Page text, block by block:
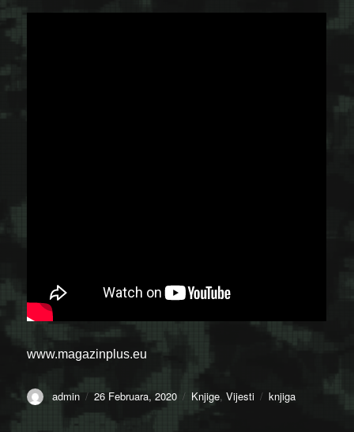
www.magazinplus.eu
Author
admin
Posted
on
26 Februara, 2020 Categories
Knjige,Vijesti Tags
knjiga